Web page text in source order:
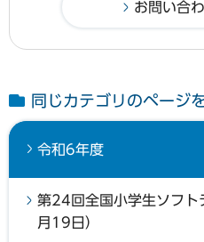
同じカテゴリのページ
令和6年度
第24回全国小学生ソフト
月19日）